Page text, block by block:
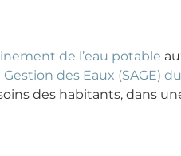
de l’eau potable
des Eaux (SAGE)
des habitants, dans